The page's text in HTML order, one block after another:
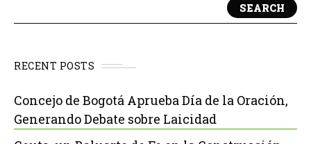
SEARCH
RECENT POSTS
Concejo de Bogotá Aprueba Día de la Oración,
Generando Debate sobre Laicidad